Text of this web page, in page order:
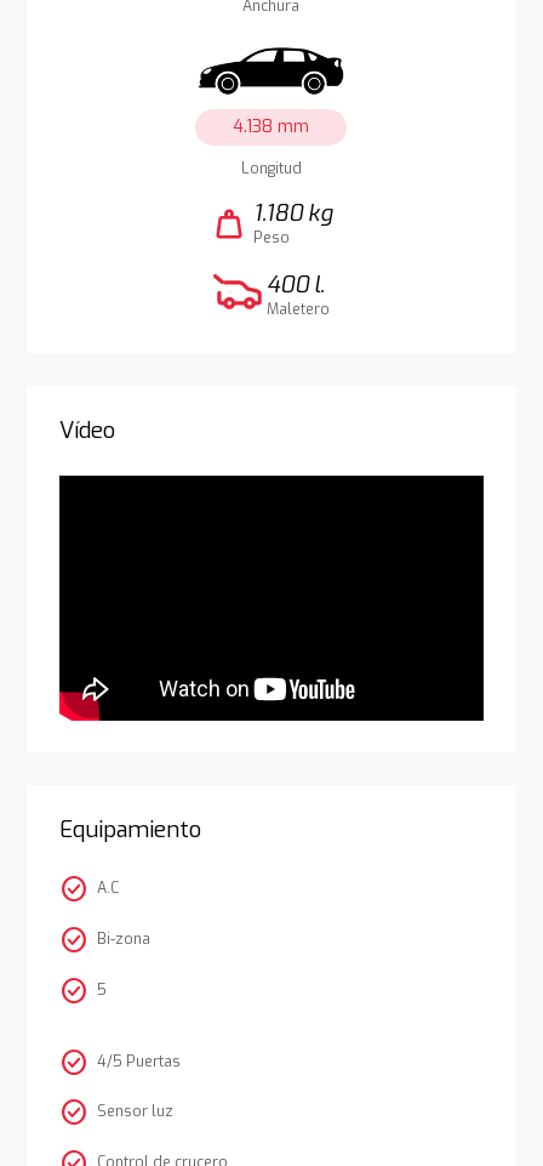
Anchura
4.138 mm
Longitud
weight 1.180 kg
Peso
400 l.
Maletero
Vídeo
Equipamiento
check_circle A.C
check_circle Bi-zona
check_circle 5
check_circle 4/5 Puertas
check_circle Sensor luz